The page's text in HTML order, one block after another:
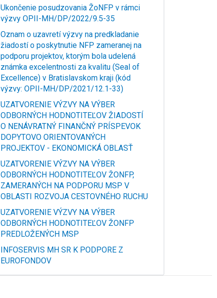
Ukončenie posudzovania ŽoNFP v rámci
výzvy OPII-MH/DP/2022/9.5-35
Oznam o uzavretí výzvy na predkladanie
žiadostí o poskytnutie NFP zameranej na
podporu projektov, ktorým bola udelená
známka excelentnosti za kvalitu (Seal of
Excellence) v Bratislavskom kraji (kód
výzvy: OPII-MH/DP/2021/12.1-33)
UZATVORENIE VÝZVY NA VÝBER
ODBORNÝCH HODNOTITEĽOV ŽIADOSTÍ
O NENÁVRATNÝ FINANČNÝ PRÍSPEVOK
DOPYTOVO ORIENTOVANÝCH
PROJEKTOV - EKONOMICKÁ OBLASŤ
UZATVORENIE VÝZVY NA VÝBER
ODBORNÝCH HODNOTITEĽOV ŽONFP,
ZAMERANÝCH NA PODPORU MSP V
OBLASTI ROZVOJA CESTOVNÉHO RUCHU
UZATVORENIE VÝZVY NA VÝBER
ODBORNÝCH HODNOTITEĽOV ŽONFP
PREDLOŽENÝCH MSP
INFOSERVIS MH SR K PODPORE Z
EUROFONDOV